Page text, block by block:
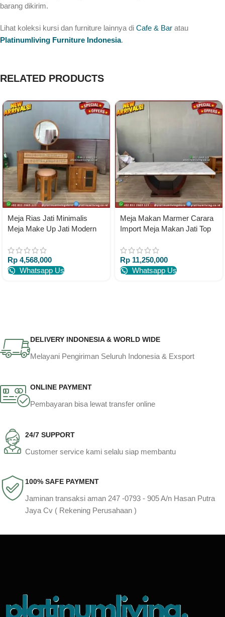
barang dikirim.
Lihat koleksi kursi dan furniture lainnya di Cafe & Bar atau
Platinumliving Furniture Indonesia.
RELATED PRODUCTS
Meja Rias Jati Minimalis
Meja Make Up Jati Modern
Rp 4,568,000
Whatsapp Us
Meja Makan Marmer Carara
Import Meja Makan Jati Top
Rp 11,250,000
Whatsapp Us
DELIVERY INDONESIA & WORLD WIDE
Melayani Pengiriman Seluruh Indonesia & Exsport
ONLINE PAYMENT
Pembayaran bisa lewat transfer online
24/7 SUPPORT
Customer service kami selalu siap membantu
100% SAFE PAYMENT
Jaminan transaksi aman 247 -0793 - 905 A/n Hasan Putra
Jaya Cv ( Rekening Perusahaan )